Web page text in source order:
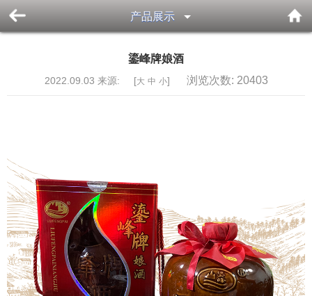
产品展示
鎏峰牌娘酒
2022.09.03 来源: [大 中 小] 浏览次数: 20403